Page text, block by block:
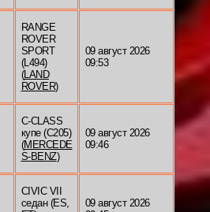
RANGE
ROVER
SPORT
(L494)
(LAND
ROVER)
09 август 2026
09:53
C-CLASS
купе (C205)
(MERCEDE
S-BENZ)
09 август 2026
09:46
CIVIC VII
седан (ES,
09 август 2026